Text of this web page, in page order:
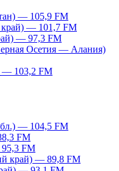
— 105,9 FM
край) — 101,7 FM
— 97,3 FM
Осетия — Алания)
— 103,2 FM
— 104,5 FM
FM
FM
край) — 89,8 FM